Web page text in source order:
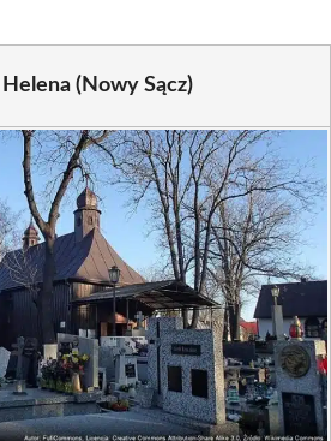
(Nowy Sącz)